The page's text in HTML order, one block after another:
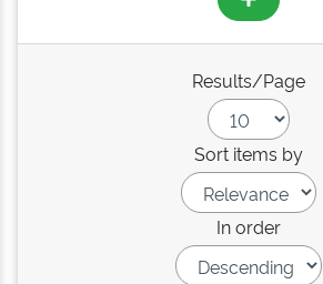
Results/Page
Sort items by
In order